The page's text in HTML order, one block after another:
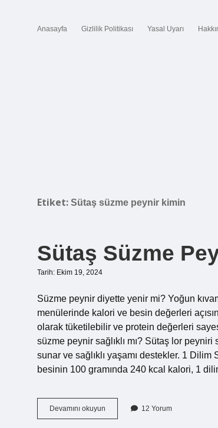
Anasayfa Gizlilik Politikası Yasal Uyarı
Etiket: Sütaş süzme peynir kimin
Sütaş Süzme
Tarih: Ekim 19, 2024
Süzme peynir diyette yenir mi? Yoğun
menülerinde kalori ve besin değerleri
olarak tüketilebilir ve protein değerleri
süzme peynir sağlıklı mı? Sütaş lor
sunar ve sağlıklı yaşamı destekler. 1
besinin 100 gramında 240 kcal kalori, 1
Devamını okuyun
Süzme
12 Yorum